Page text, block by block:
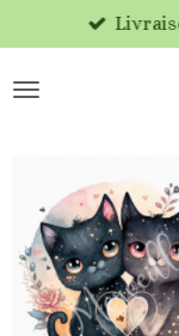
au
contenu